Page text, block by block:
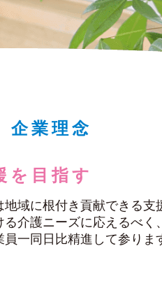
企業理念
を目指す
地域に根付き貢献できる
る介護ニーズに応えるべ
一同日比精進して参りま